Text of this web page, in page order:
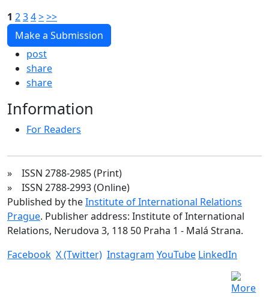
1 234>>>
Make a Submission
post
share
share
Information
For Readers
» ISSN 2788-2985 (Print)
» ISSN 2788-2993 (Online)
Published by theInstitute of International Relations
Prague. Publisher address: Institute of International
Relations, Nerudova 3, 118 50 Praha 1 - Malá Strana.
Facebook X (Twitter) Instagram YouTube LinkedIn